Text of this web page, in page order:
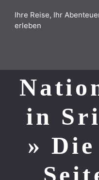
Inhalt
springen
Ihre Reise, Ihr
erleben
in
»